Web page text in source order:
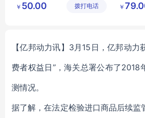
限公司
￥ 50.00 拨打电话
PYSH T
￥
【亿邦动力讯】3月15日，亿邦动力
费者权益日”，海关总署公布了2018
测情况。
据了解，在法定检验进口商品后续监